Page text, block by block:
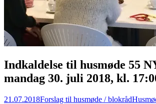
Indkaldelse til husmøde 55
mandag 30. juli 2018, kl.
21.07.2018Forslag til husmøde / blokråd